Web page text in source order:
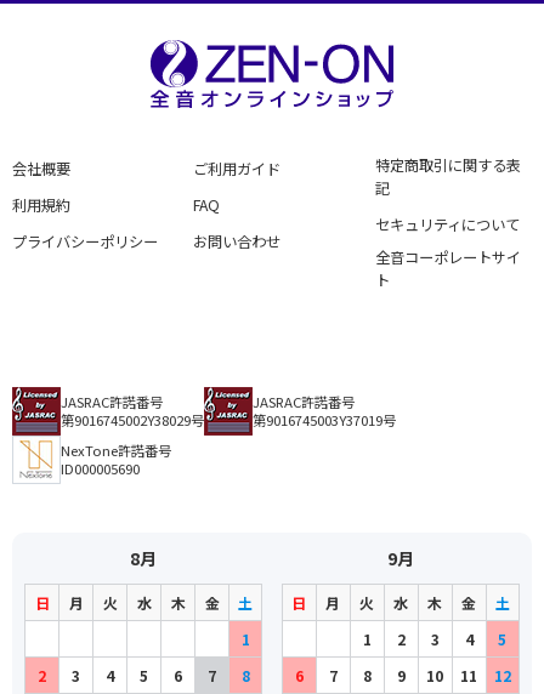
会社概要
利用規約
プライバシーポリシー
ご利用ガイド
FAQ
お問い合わせ
特定商取引に関する表
記
セキュリティについて
全音コーポレートサイ
ト
JASRAC許諾番号
第9016745002Y38029号
JASRAC許諾番号
第9016745003Y37019号
NexTone許諾番号
ID000005690
8月
日 月 火 水 木 金
土
1
2
3 4 5 6 7 8
9月
日 月 火 水 木 金
土
1
2 3 4
5
6
7 8 9 10 11 12